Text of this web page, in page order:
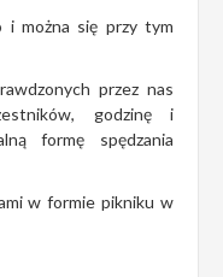
i można się przy tym
przez nas
godzinę i
formę spędzania
w formie pikniku w